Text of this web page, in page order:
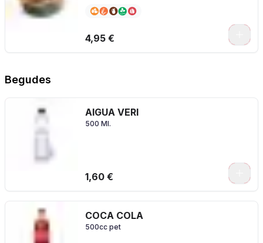
4,95 €
Begudes
AIGUA VERI
500 Ml.
1,60 €
COCA COLA
500cc pet